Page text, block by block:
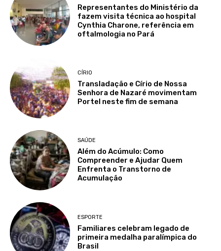
Representantes do Ministério da
fazem visita técnica ao hospital
Cynthia Charone, referência em
oftalmologia no Pará
CÍRIO
Transladação e Círio de Nossa
Senhora de Nazaré movimentam
Portel neste fim de semana
SAÚDE
Além do Acúmulo: Como
Compreender e Ajudar Quem
Enfrenta o Transtorno de
Acumulação
ESPORTE
Familiares celebram legado de
primeira medalha paralímpica do
Brasil